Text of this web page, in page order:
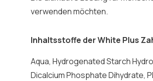
verwenden möchten.
Inhaltsstoffe der White Plus
Aqua, Hydrogenated Starch
Dicalcium Phosphate Dihydrate,